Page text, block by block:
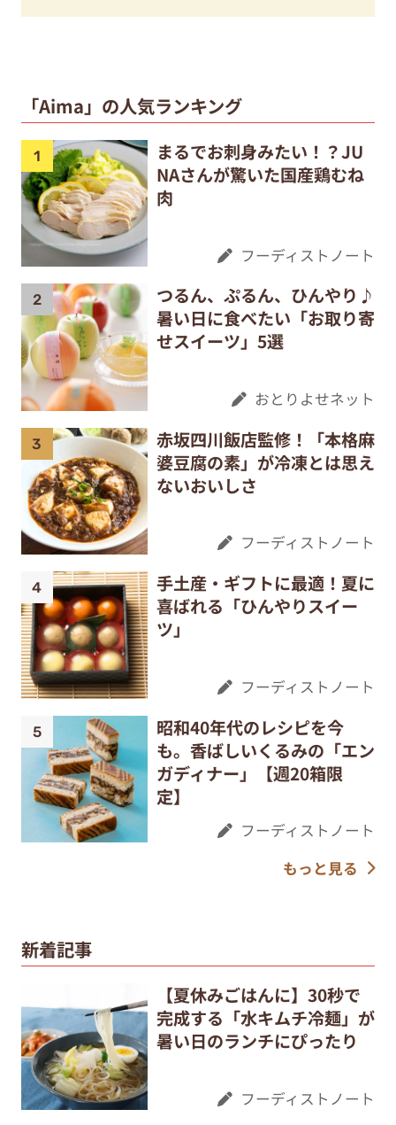
「Aima」の人気ランキング
まるでお刺身みたい！？JU
NAさんが驚いた国産鶏むね
肉
フーディストノート
つるん、ぷるん、ひんやり♪
暑い日に食べたい「お取り寄
せスイーツ」5選
おとりよせネット
赤坂四川飯店監修！「本格麻
婆豆腐の素」が冷凍とは思え
ないおいしさ
フーディストノート
手土産・ギフトに最適！夏に
喜ばれる「ひんやりスイー
ツ」
フーディストノート
昭和40年代のレシピを今
も。香ばしいくるみの「エン
ガディナー」【週20箱限
定】
フーディストノート
もっと見る
新着記事
【夏休みごはんに】30秒で
完成する「水キムチ冷麺」が
暑い日のランチにぴったり
フーディストノート